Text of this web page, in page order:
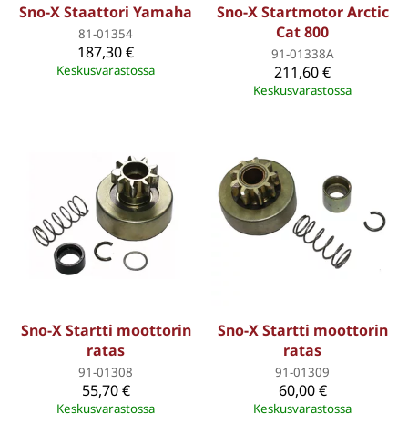
Sno-X Staattori Yamaha
81-01354
187,30 €
Keskusvarastossa
Sno-X Startmotor Arctic
Cat 800
91-01338A
211,60 €
Keskusvarastossa
Sno-X Startti moottorin
ratas
91-01308
55,70 €
Keskusvarastossa
Sno-X Startti moottorin
ratas
91-01309
60,00 €
Keskusvarastossa